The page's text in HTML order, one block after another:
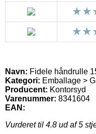
Navn: Fidele håndrulle
Kategori: Emballage >
Producent: Kontorsyd
Varenummer: 8341604
EAN:
Vurderet til 4.8 ud af 5